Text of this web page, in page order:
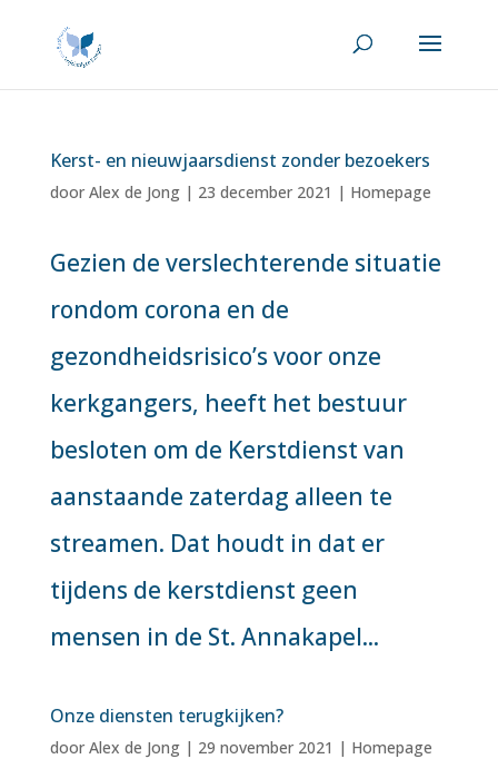
Kerst- en nieuwjaarsdienst zonder bezoekers
door Alex de Jong| 23 december 2021 | Homepage
Gezien de verslechterende situatie
rondom corona en de
gezondheidsrisico’s voor onze
kerkgangers, heeft het bestuur
besloten om de Kerstdienst van
aanstaande zaterdag alleen te
streamen. Dat houdt in dat er
tijdens de kerstdienst geen
mensen in de St. Annakapel...
Onze diensten terugkijken?
door Alex de Jong| 29 november 2021 | Homepage